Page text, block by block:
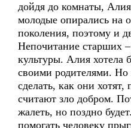
дойдя до комнаты,
молодые опирались на
поколения, поэтому и
Непочитание старших
культуры. Алия хотела
своими родителями. Но
сделать, как они хотят,
считают зло добром.
жалеть, но поздно
помогать человеку